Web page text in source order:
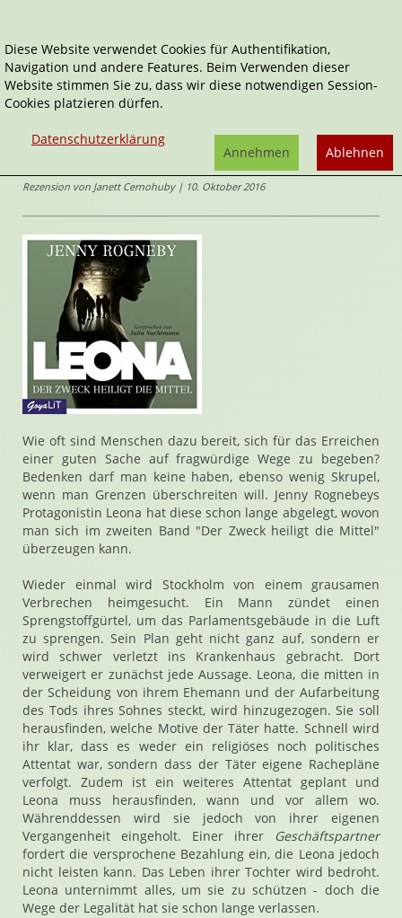
Home Audio-Bücher Der Zweck heiligt die Mittel
Leona
Der Zweck heiligt die Mittel
Rezension von Janett Cernohuby | 10. Oktober 2016
Wie oft sind Menschen dazu bereit, sich für das Erreichen
einer guten Sache auf fragwürdige Wege zu begeben?
Bedenken darf man keine haben, ebenso wenig Skrupel,
wenn man Grenzen überschreiten will. Jenny Rognebeys
Protagonistin Leona hat diese schon lange abgelegt, wovon
man sich im zweiten Band "Der Zweck heiligt die Mittel"
überzeugen kann.
Wieder einmal wird Stockholm von einem grausamen
Verbrechen heimgesucht. Ein Mann zündet einen
Sprengstoffgürtel, um das Parlamentsgebäude in die Luft
zu sprengen. Sein Plan geht nicht ganz auf, sondern er
wird schwer verletzt ins Krankenhaus gebracht. Dort
verweigert er zunächst jede Aussage. Leona, die mitten in
der Scheidung von ihrem Ehemann und der Aufarbeitung
des Tods ihres Sohnes steckt, wird hinzugezogen. Sie soll
herausfinden, welche Motive der Täter hatte. Schnell wird
ihr klar, dass es weder ein religiöses noch politisches
Attentat war, sondern dass der Täter eigene Rachepläne
verfolgt. Zudem ist ein weiteres Attentat geplant und
Leona muss herausfinden, wann und vor allem wo.
Währenddessen wird sie jedoch von ihrer eigenen
Vergangenheit eingeholt. Einer ihrer
Geschäftspartner
fordert die versprochene Bezahlung ein, die Leona jedoch
nicht leisten kann. Das Leben ihrer Tochter wird bedroht.
Leona unternimmt alles, um sie zu schützen - doch die
Wege der Legalität hat sie schon lange verlassen.
Diese Website verwendet Cookies für Authentifikation,
Navigation und andere Features. Beim Verwenden dieser
Website stimmen Sie zu, dass wir diese notwendigen Session-
Cookies platzieren dürfen.
Datenschutzerklärung
Ablehnen
Annehmen